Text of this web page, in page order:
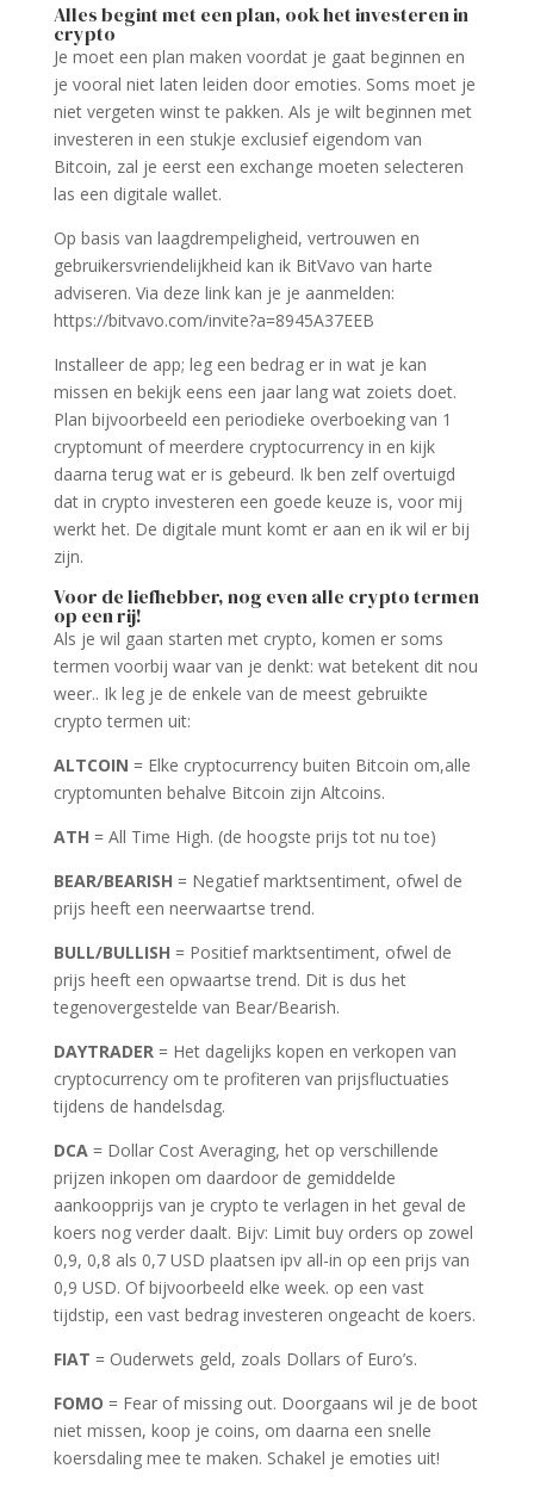
Alles begint met een plan, ook het investeren in
crypto
Je moet een plan maken voordat je gaat beginnen en
je vooral niet laten leiden door emoties. Soms moet je
niet vergeten winst te pakken. Als je wilt beginnen met
investeren in een stukje exclusief eigendom van
Bitcoin, zal je eerst een exchange moeten selecteren
las een digitale wallet.
Op basis van laagdrempeligheid, vertrouwen en
gebruikersvriendelijkheid kan ik BitVavo van harte
adviseren. Via deze link kan je je aanmelden:
https://bitvavo.com/invite?a=8945A37EEB
Installeer de app; leg een bedrag er in wat je kan
missen en bekijk eens een jaar lang wat zoiets doet.
Plan bijvoorbeeld een periodieke overboeking van 1
cryptomunt of meerdere cryptocurrency in en kijk
daarna terug wat er is gebeurd. Ik ben zelf overtuigd
dat in crypto investeren een goede keuze is, voor mij
werkt het. De digitale munt komt er aan en ik wil er bij
zijn.
Voor de liefhebber, nog even alle crypto termen
op een rij!
Als je wil gaan starten met crypto, komen er soms
termen voorbij waar van je denkt: wat betekent dit nou
weer.. Ik leg je de enkele van de meest gebruikte
crypto termen uit:
ALTCOIN = Elke cryptocurrency buiten Bitcoin om,alle
cryptomunten behalve Bitcoin zijn Altcoins.
ATH = All Time High. (de hoogste prijs tot nu toe)
BEAR/BEARISH = Negatief marktsentiment, ofwel de
prijs heeft een neerwaartse trend.
BULL/BULLISH = Positief marktsentiment, ofwel de
prijs heeft een opwaartse trend. Dit is dus het
tegenovergestelde van Bear/Bearish.
DAYTRADER= Het dagelijks kopen en verkopen van
cryptocurrency om te profiteren van prijsfluctuaties
tijdens de handelsdag.
DCA= Dollar Cost Averaging, het op verschillende
prijzen inkopen om daardoor de gemiddelde
aankoopprijs van je crypto te verlagen in het geval de
koers nog verder daalt. Bijv: Limit buy orders op zowel
0,9, 0,8 als 0,7 USD plaatsen ipv all-in op een prijs van
0,9 USD. Of bijvoorbeeld elke week. op een vast
tijdstip, een vast bedrag investeren ongeacht de koers.
FIAT = Ouderwets geld, zoals Dollars of Euro’s.
FOMO = Fear of missing out. Doorgaans wil je de boot
niet missen, koop je coins, om daarna een snelle
koersdaling mee te maken. Schakel je emoties uit!